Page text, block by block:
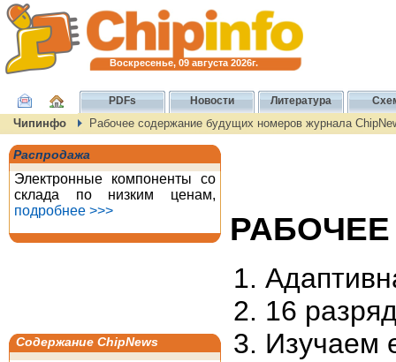
Воскресенье, 09 августа 2026г.
PDFs Новости Литература
Чипинфо Рабочее содержание будущих номеров журнала
Распродажа
Электронные компоненты со
склада по низким ценам,
подробнее >>>
Содержание ChipNews
РАБОЧЕЕ
16
Изучаем